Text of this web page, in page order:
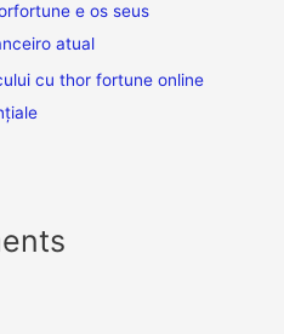
e os seus
atual
cu thor fortune online